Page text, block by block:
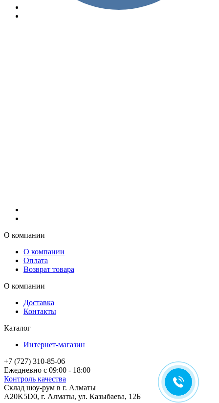
О компании
О компании
Оплата
Возврат товара
О компании
Доставка
Контакты
Каталог
Интернет-магазин
+7 (727) 310-85-06
Ежедневно с 09:00 - 18:00
Контроль качества
Склад шоу-рум в г. Алматы
A20K5D0, г. Алматы, ул. Казыбаева, 12Б